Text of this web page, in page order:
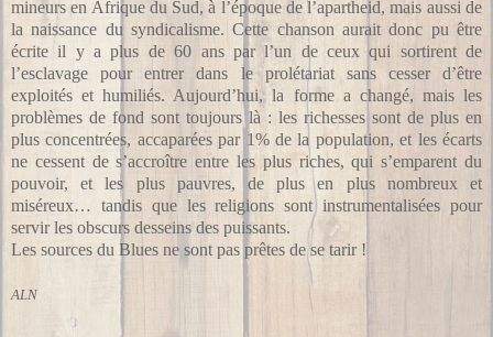
mineurs en Afrique du Sud, à l’époque de l’apartheid, mais aussi de
la naissance du syndicalisme. Cette chanson aurait donc pu être
écrite il y a plus de 60 ans par l’un de ceux qui sortirent de
l’esclavage pour entrer dans le prolétariat sans cesser d’être
exploités et humiliés. Aujourd’hui, la forme a changé, mais les
problèmes de fond sont toujours là : les richesses sont de plus en
plus concentrées, accaparées par 1% de la population, et les écarts
ne cessent de s’accroître entre les plus riches, qui s’emparent du
pouvoir, et les plus pauvres, de plus en plus nombreux et
miséreux… tandis que les religions sont instrumentalisées pour
servir les obscurs desseins des puissants.
Les sources du Blues ne sont pas prêtes de se tarir !
ALN